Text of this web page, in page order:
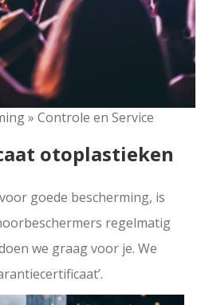
» Controle en Service
otoplastieken
goede bescherming, is
regelmatig
we graag voor je. We